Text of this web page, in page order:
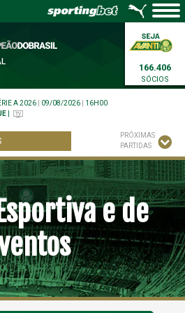
166.406
SÓCIOS
A 2026 09/08/2026
16H00
PRÓXIMAS
PARTIDAS
e de